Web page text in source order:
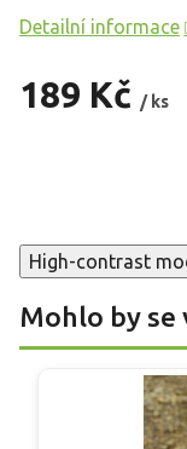
189 Kč / ks
Detailní informace
High-contrast
Mohlo by se